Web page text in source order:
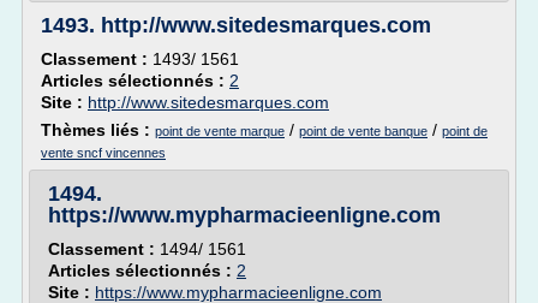
1493. http://www.sitedesmarques.com
Classement : 1493/ 1561
Articles sélectionnés : 2
Site : http://www.sitedesmarques.com
Thèmes liés : point de vente marque / point de vente banque / point de
vente sncf vincennes
1494.
https://www.mypharmacieenligne.com
Classement : 1494/ 1561
Articles sélectionnés : 2
Site : https://www.mypharmacieenligne.com